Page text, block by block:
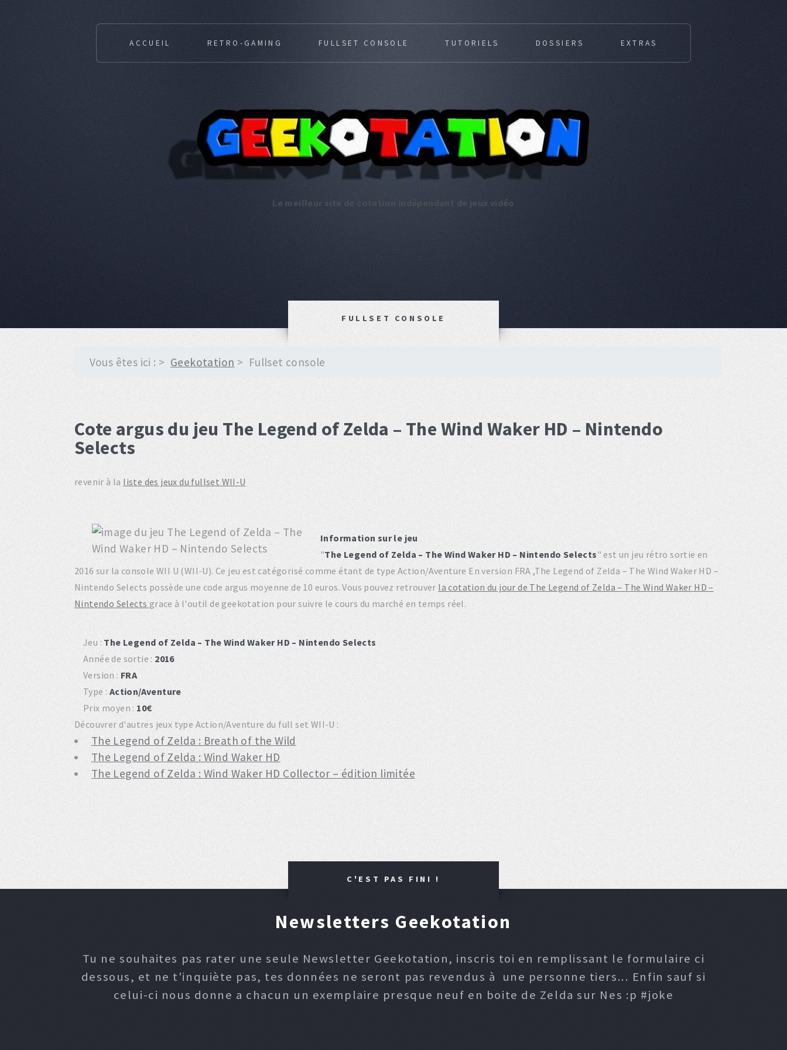
Le meilleur site de cotation indépendant de jeux vidéo
ACCUEIL RETRO-GAMING FULLSET CONSOLE TUTORIELS DOSSIERS EXTRAS
FULLSET CONSOLE
Vous êtes ici : Geekotation Fullset console
Cote argus du jeu The Legend of Zelda – The Wind Waker HD – Nintendo
Selects
revenir à la liste des jeux du fullset WII-U
Information sur le jeu
"The Legend of Zelda – The Wind Waker HD – Nintendo Selects" est un jeu rétro sortie en
2016 sur la console WII U (WII-U). Ce jeu est catégorisé comme étant de type Action/Aventure En version FRA ,The Legend of Zelda – The Wind Waker HD –
Nintendo Selects possède une code argus moyenne de 10 euros. Vous pouvez retrouver la cotation du jour de The Legend of Zelda – The Wind Waker HD –
Nintendo Selects grace à l'outil de geekotation pour suivre le cours du marché en temps réel.
Jeu : The Legend of Zelda – The Wind Waker HD – Nintendo Selects
Année de sortie : 2016
Version : FRA
Type : Action/Aventure
Prix moyen : 10€
Découvrer d'autres jeux type Action/Aventure du full set WII-U :
The Legend of Zelda : Breath of the Wild
The Legend of Zelda : Wind Waker HD
The Legend of Zelda : Wind Waker HD Collector – édition limitée
C'EST PAS FINI !
Newsletters Geekotation
Tu ne souhaites pas rater une seule Newsletter Geekotation, inscris toi en remplissant le formulaire ci
dessous, et ne t'inquiète pas, tes données ne seront pas revendus à une personne tiers... Enfin sauf si
celui-ci nous donne a chacun un exemplaire presque neuf en boite de Zelda sur Nes :p #joke